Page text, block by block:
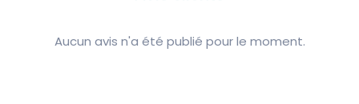
Aucun avis n'a été publié pour le moment.